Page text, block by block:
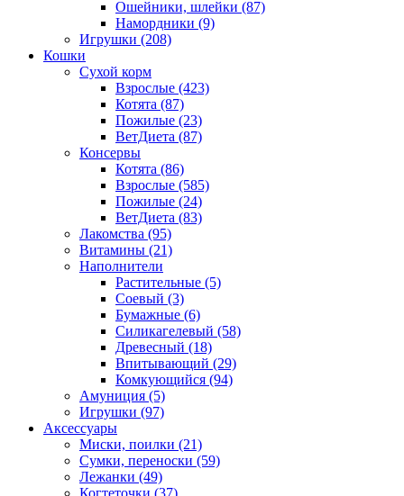
Ошейники, шлейки (87)
Намордники (9)
Игрушки (208)
Кошки
Сухой корм
Взрослые (423)
Котята (87)
Пожилые (23)
ВетДиета (87)
Консервы
Котята (86)
Взрослые (585)
Пожилые (24)
ВетДиета (83)
Лакомства (95)
Витамины (21)
Наполнители
Растительные (5)
Соевый (3)
Бумажные (6)
Силикагелевый (58)
Древесный (18)
Впитывающий (29)
Комкующийся (94)
Амуниция (5)
Игрушки (97)
Аксессуары
Миски, поилки (21)
Сумки, переноски (59)
Лежанки (49)
Когтеточки (37)